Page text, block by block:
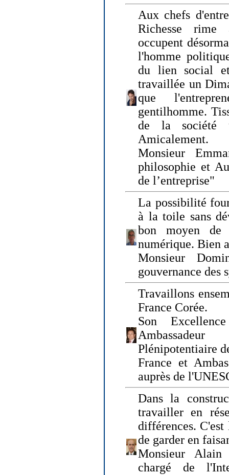
Aux chefs
Richesse rime
occupent
l'homme
du lien social
travaillée un
que
gentilhomme.
de la société
Amicalement.
Monsieur
philosophie et
de l’entreprise"
La possibilité
à la toile sans
bon moyen de
numérique. Bien
Monsieur
gouvernance des
Travaillons
France Corée.
Son
Plénipotentiaire
France et
auprès de
Dans la
travailler en
différences.
de garder en
Monsieur Alain
chargé de